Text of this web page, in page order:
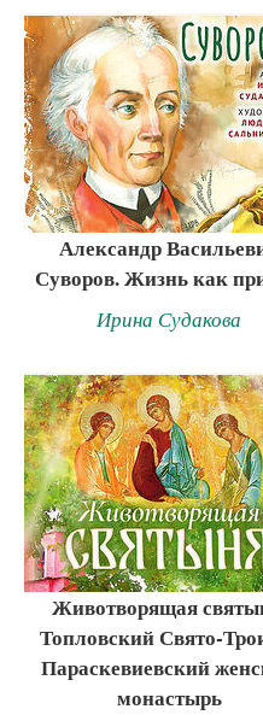
Александр
Суворов. Жизнь как
Ирина Судакова
Животворящая
Топловский Свято-
Параскевиевский
монастырь